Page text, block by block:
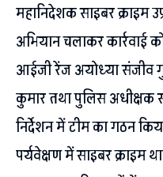
महानिदेशक साइबर क्राइम
अभियान चलाकर कार्रवाई
आईजी रेंज अयोध्या संजीव
कुमार तथा पुलिस अधीक्षक
निर्देशन में टीम का गठन
पर्यवेक्षण में साइबर क्राइम